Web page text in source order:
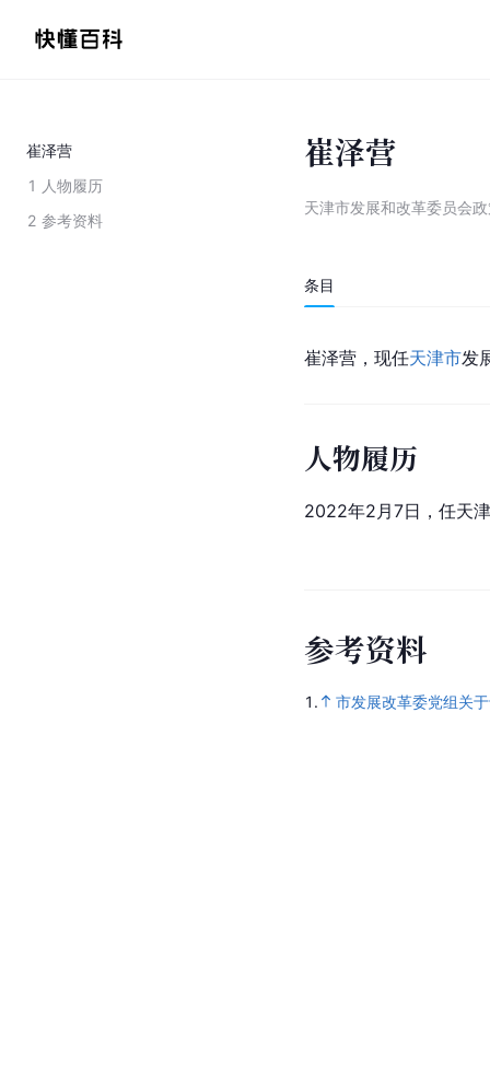
崔泽营
1 人物履历
2 参考资料
崔泽营
天津市发展和改革委员会
条目
崔泽营，现任天津市发
人物履历
2022年2月7日，任天
参考资料
1. 市发展改革委党组关